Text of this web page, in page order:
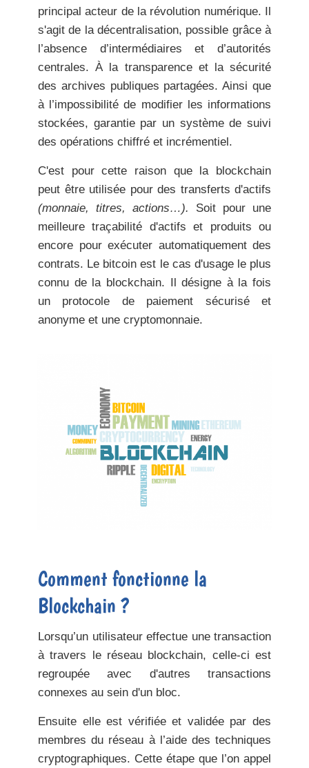
principal acteur de la révolution numérique. Il
s'agit de la décentralisation, possible grâce à
l’absence d’intermédiaires et d’autorités
centrales. À la transparence et la sécurité
des archives publiques partagées. Ainsi que
à l’impossibilité de modifier les informations
stockées, garantie par un système de suivi
des opérations chiffré et incrémentiel.
C'est pour cette raison que la blockchain
peut être utilisée pour des transferts d'actifs
(monnaie, titres, actions…).
Soit pour une
meilleure traçabilité d'actifs et produits ou
encore pour exécuter automatiquement des
contrats. Le bitcoin est le cas d'usage le plus
connu de la blockchain. Il désigne à la fois
un protocole de paiement sécurisé et
anonyme et une cryptomonnaie.
Comment fonctionne la
Blockchain ?
Lorsqu’un utilisateur effectue une transaction
à travers le réseau blockchain, celle-ci est
regroupée avec d'autres transactions
connexes au sein d'un bloc.
Ensuite elle est vérifiée et validée par des
membres du réseau à l’aide des techniques
cryptographiques. Cette étape que l’on appel